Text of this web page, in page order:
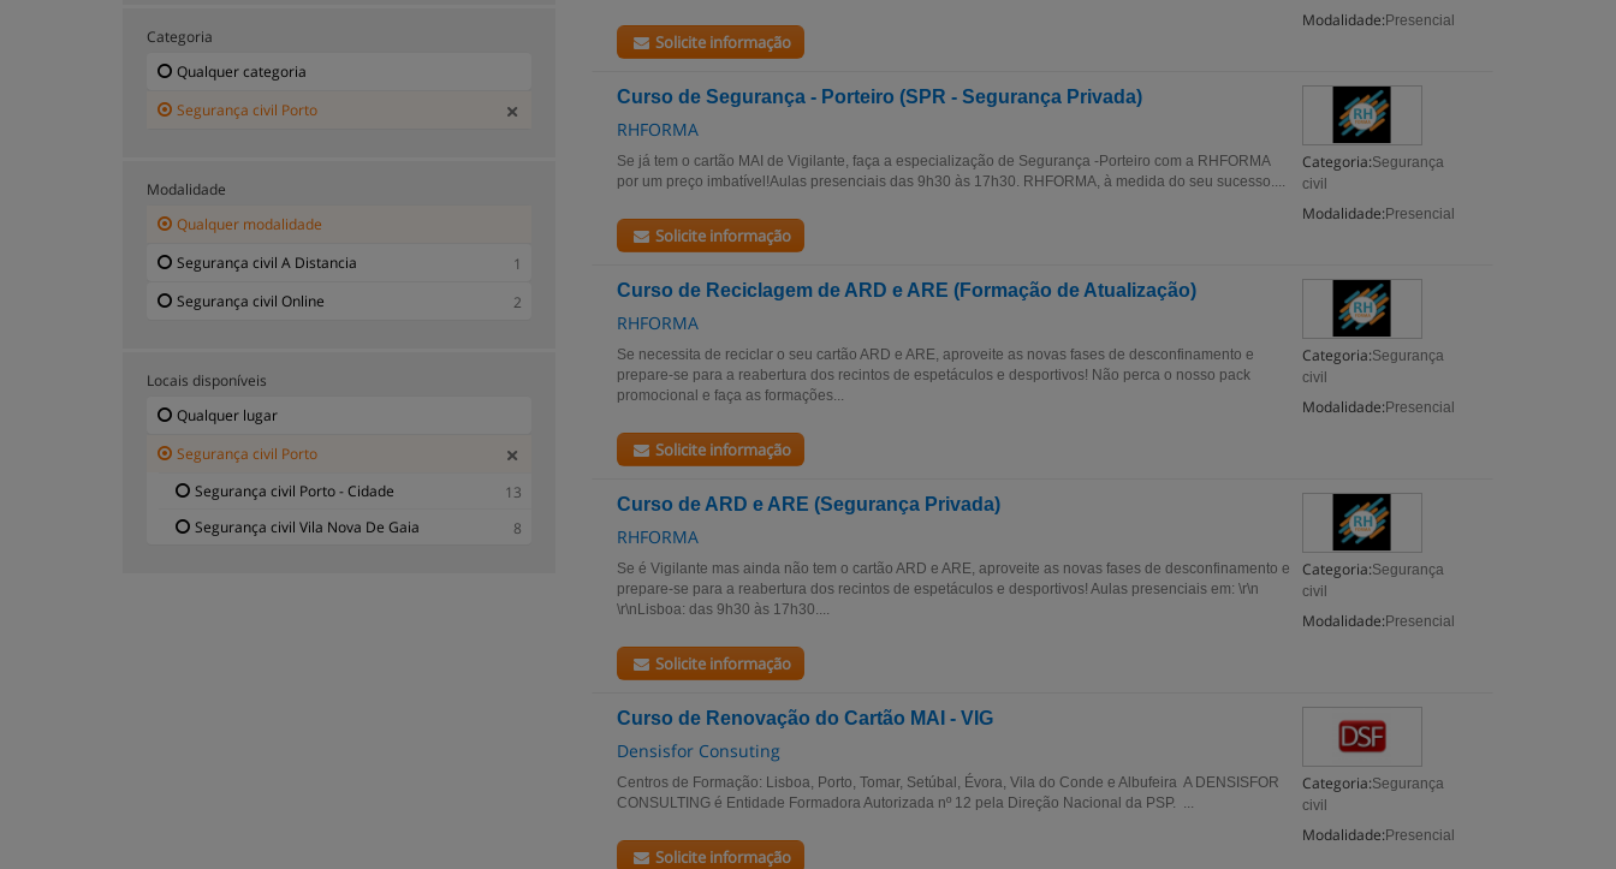
Modalidade: Presencial
Solicite informação
Curso de Segurança - Porteiro (SPR - Segurança Privada)
RHFORMA
Categoria:Segurança
civil
Modalidade: Presencial
Se já tem o cartão MAI de Vigilante, faça a especialização de Segurança -Porteiro com a RHFORMA
por um preço imbatível!Aulas presenciais das 9h30 às 17h30. RHFORMA, à medida do seu sucesso....
Solicite informação
Curso de Reciclagem de ARD e ARE (Formação de Atualização)
RHFORMA
Categoria:Segurança
civil
Modalidade: Presencial
Se necessita de reciclar o seu cartão ARD e ARE, aproveite as novas fases de desconfinamento e
prepare-se para a reabertura dos recintos de espetáculos e desportivos! Não perca o nosso pack
promocional e faça as formações...
Solicite informação
Curso de ARD e ARE (Segurança Privada)
RHFORMA
Categoria:Segurança
civil
Modalidade: Presencial
Se é Vigilante mas ainda não tem o cartão ARD e ARE, aproveite as novas fases de desconfinamento e
prepare-se para a reabertura dos recintos de espetáculos e desportivos! Aulas presenciais em: \r\n
\r\nLisboa: das 9h30 às 17h30....
Solicite informação
Curso de Renovação do Cartão MAI - VIG
Densisfor Consuting
Categoria:Segurança
civil
Modalidade: Presencial
Centros de Formação: Lisboa, Porto, Tomar, Setúbal, Évora, Vila do Conde e Albufeira A DENSISFOR
CONSULTING é Entidade Formadora Autorizada nº 12 pela Direção Nacional da PSP. ...
Solicite informação
Categoria
Qualquer categoria
Segurança civil Porto
Modalidade
Qualquer modalidade
Segurança civil A Distancia
1
Segurança civil Online
2
Locais disponíveis
Qualquer lugar
Segurança civil Porto
Segurança civil Porto - Cidade
13
Segurança civil Vila Nova De Gaia
8